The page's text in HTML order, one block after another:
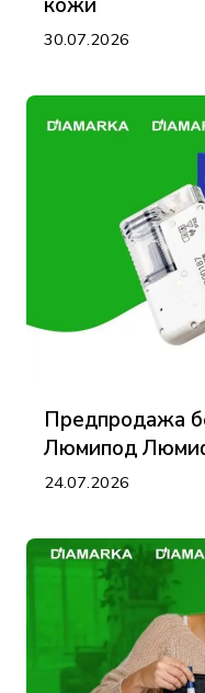
30.07.2026
Предпродажа
Люмипод
24.07.2026